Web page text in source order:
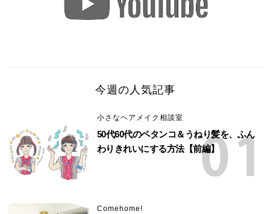
今週の人気記事
小さなヘアメイク相談室
50代60代のペタンコ＆うねり髪を、ふん
わりきれいにする方法【前編】
Comehome!